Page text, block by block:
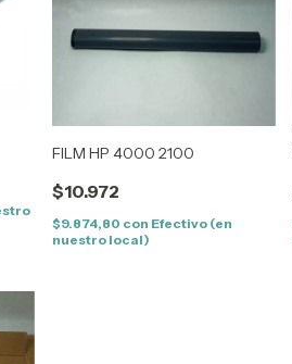
FILM HP 4000 2100
$10.972
$9.874,80 con Efectivo (en
nuestro local)